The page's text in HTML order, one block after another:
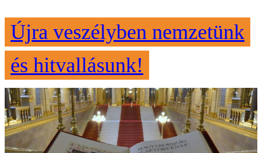
Újra veszélyben nemzetünk
és hitvallásunk!